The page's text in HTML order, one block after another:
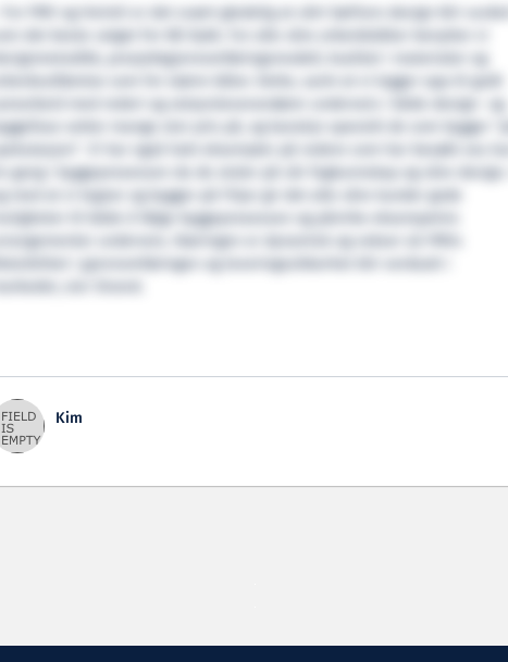
– For FMV og Heimli er det svært gledelig at vårt Sørfonn design blir vurdert
som det beste valget for KB Dykk. For alle våre arbeidsbåter benytter vi
designmetodikk, prosjektgjennomføringsmodell, kvalitet i materialer og
arbeidsutførelse som for større båter. Dette, samt at vi legger opp til godt
samarbeid med rederi og utstyrsleverandører underveis i både design- og
byggefase setter mange stor pris på, og kanskje spesielt de som bygger "på
spekulasjon". Vi har også hatt eksempler på redere som har besøkt oss kun
én gang i byggeprosessen da de stoler på vår fagkunnskap og våre design. I
og med at vi tegner og bygger på Fitjar gir det alle våre kunder gode
muligheter til både å følge byggeprosessen og påvirke eksempelvis
arrangementer underveis. Næringen er dynamisk og vokser så FMVs
fleksibilitet i gjennomføringen og leveringssikkerhet blir verdsatt i
Kim